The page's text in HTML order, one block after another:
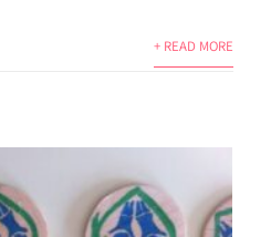
+ READ MORE